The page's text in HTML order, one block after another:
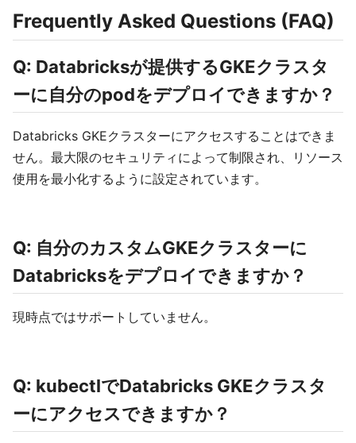
Frequently Asked Questions (FAQ)
Q: Databricksが提供するGKEクラスタ
ーに自分のpodをデプロイできますか？
Databricks GKEクラスターにアクセスすることはできま
せん。最大限のセキュリティによって制限され、リソース
使用を最小化するように設定されています。
Q: 自分のカスタムGKEクラスターに
Databricksをデプロイできますか？
現時点ではサポートしていません。
Q: kubectlでDatabricks GKEクラスタ
ーにアクセスできますか？